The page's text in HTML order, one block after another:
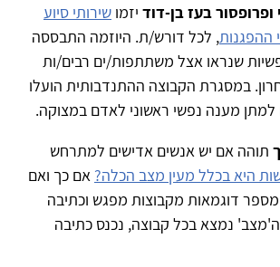
בעז בן-דוד יזמו שירותי סיוע
ההפגנות, לכל דורש/ת. היוזמה התבססה
שנראו אצל משתתפות/ים רבים/ות
במסגרת הקבוצה ההתנדבותית הועלו
למתן מענה נפשי ראשוני לאדם במצוקה.
תוהה אם יש אנשים אדישים למתרחש
היא בכלל מעין מצב הכלה? אם כך ואם
דוגמאות מקבוצות מפגש וכתיבה
ה'מצב' נמצא בכל קבוצה, נכנס כתיבה